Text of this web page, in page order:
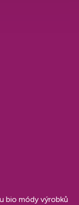
bio módy výrobků